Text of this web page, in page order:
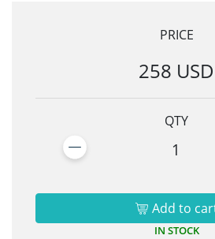
PRICE
258 USD
QTY
1
Add to
IN STOCK